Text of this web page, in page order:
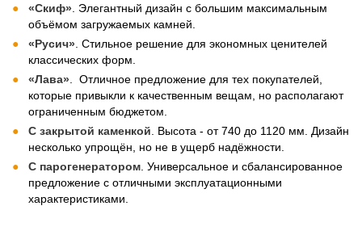
«Скиф» . Элегантный дизайн с большим максимальным
объёмом загружаемых камней.
«Русич» . Стильное решение для экономных ценителей
классических форм.
«Лава» . Отличное предложение для тех покупателей,
которые привыкли к качественным вещам, но располагают
ограниченным бюджетом.
С закрытой каменкой . Высота - от 740 до 1120 мм. Дизайн
несколько упрощён, но не в ущерб надёжности.
С парогенератором . Универсальное и сбалансированное
предложение с отличными эксплуатационными
характеристиками.